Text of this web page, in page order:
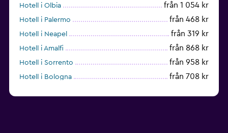
Hotell i Olbia från 1 054 kr
Hotell i Palermo från 468 kr
Hotell i Neapel från 319 kr
Hotell i Amalfi från 868 kr
Hotell i Sorrento från 958 kr
Hotell i Bologna från 708 kr